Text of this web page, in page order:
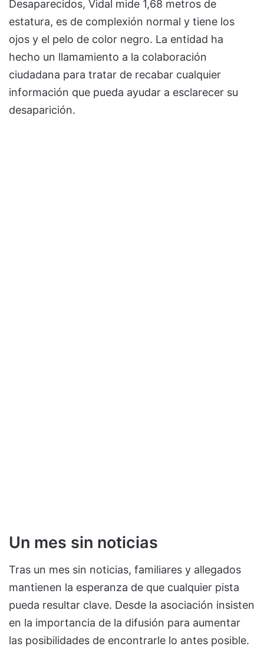
Desaparecidos, Vidal mide 1,68 metros de
estatura, es de complexión normal y tiene los
ojos y el pelo de color negro. La entidad ha
hecho un llamamiento a la colaboración
ciudadana para tratar de recabar cualquier
información que pueda ayudar a esclarecer su
desaparición.
Un mes sin noticias
Tras un mes sin noticias, familiares y allegados
mantienen la esperanza de que cualquier pista
pueda resultar clave. Desde la asociación insisten
en la importancia de la difusión para aumentar
las posibilidades de encontrarle lo antes posible.